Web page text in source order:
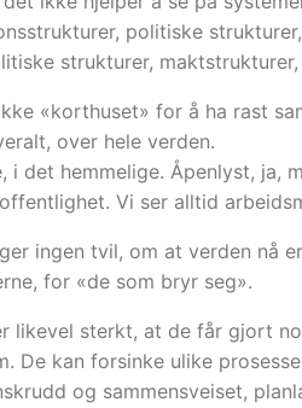
politiske
strukturer,
«korthuset» for å ha rast
over hele verden.
i det hemmelige. Åpenlyst, ja,
Vi ser alltid
ingen tvil, om at verden nå
for «de som bryr seg».
likevel sterkt, at de får gjort
De kan forsinke ulike
og sammensveiset,